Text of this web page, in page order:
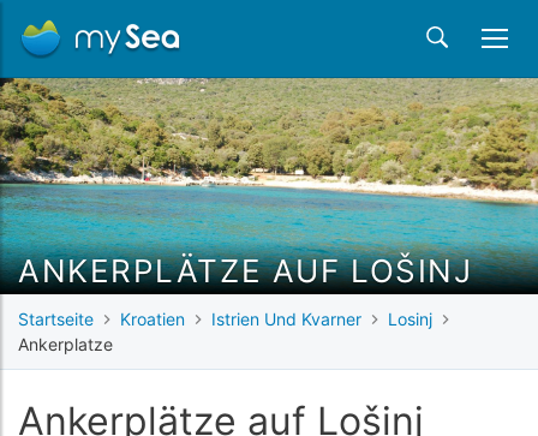
ANKERPLÄTZE AUF LOŠINJ
Startseite Kroatien Istrien Und Kvarner
Losinj
Ankerplatze
Ankerplätze auf Lošinj